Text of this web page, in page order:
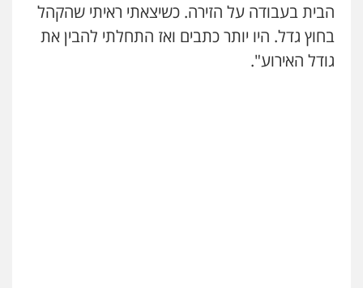
הבית בעבודה על הזירה. כשיצאתי ראיתי שהקהל
בחוץ גדל. היו יותר כתבים ואז התחלתי להבין את
גודל האירוע".